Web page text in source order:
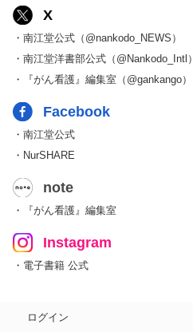
X
・南江堂公式（@nankodo_NEWS）
・南江堂洋書部公式（@Nankodo_Intl）
・『がん看護』編集室（@gankango）
Facebook
・南江堂公式
・NurSHARE
note
・『がん看護』編集室
Instagram
・電子書籍 公式
ログイン